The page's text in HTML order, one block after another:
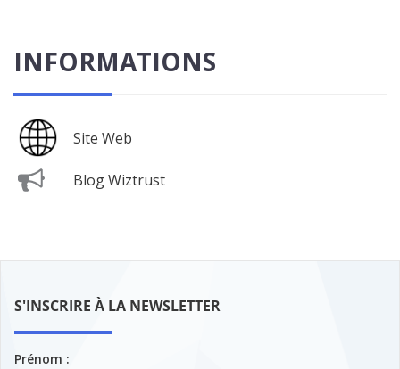
INFORMATIONS
Site Web
Blog Wiztrust
S'INSCRIRE À LA NEWSLETTER
Prénom :